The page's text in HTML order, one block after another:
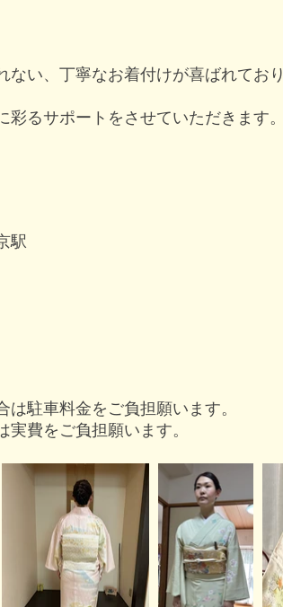
ない、丁寧なお着付けが喜ばれており
彩るサポートをさせていただきます。
駅
は駐車料金をご負担願います。
実費をご負担願います。